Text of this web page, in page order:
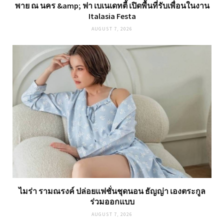
พาย ณ นคร &amp; ฟา เบเนเดทตี้ เปิดพื้นที่รับเพื่อนในงาน
Italasia Festa
AUGUST 7, 2026
ไมร่า รามณรงค์ ปล่อยแฟชั่นชุดนอน ธัญญ่า เองตระกูล
ร่วมออกแบบ
AUGUST 7, 2026